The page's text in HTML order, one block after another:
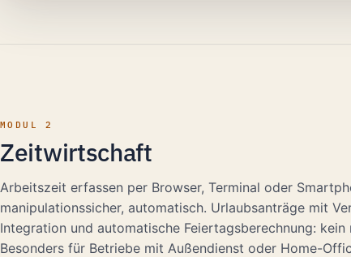
MODUL 2
Zeitwirtschaft
Arbeitszeit erfassen per Browser, Terminal oder
manipulationssicher, automatisch. Urlaubsanträge mit
Integration und automatische Feiertagsberechnung: kein
Besonders für Betriebe mit Außendienst oder Home-